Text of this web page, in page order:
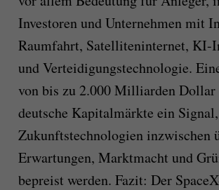
Investoren und Unternehmen mit
Raumfahrt, Satelliteninternet, KI-
und Verteidigungstechnologie.
von bis zu 2.000 Milliarden
deutsche Kapitalmärkte ein
Zukunftstechnologien inzwischen
Erwartungen, Marktmacht und
bepreist werden. Fazit: Der